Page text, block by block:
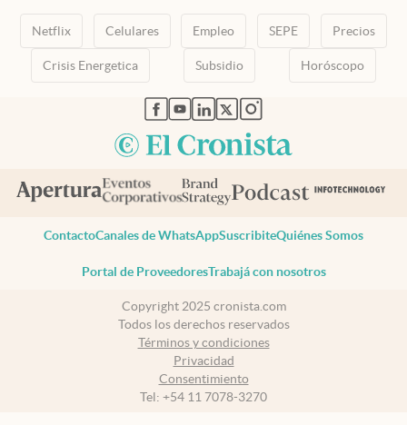
Netflix Celulares Empleo SEPE Precios
Crisis Energetica Subsidio Horóscopo
abre en nueva pestaña
abre en nueva pestaña
abre en nueva pestaña
abre en nueva pestaña
abre en nueva pestaña
ContactoCanales de WhatsAppSuscribiteQuiénes Somos
Portal de ProveedoresTrabajá con nosotros
Copyright 2025 cronista.com
Todos los derechos reservados
Términos y condiciones
Privacidad
Consentimiento
Tel: +54 11 7078-3270